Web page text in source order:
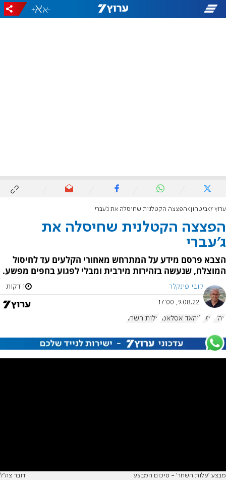
-
+
ערוץ 7 ביטחון הפצצה הקטלנית שחיסלה את ג'עברי
הפצצה הקטלנית שחיסלה את
ג'עברי
הצבא פרסם מידע על המתרחש מאחורי הקלעים עד לחיסול
המוצלח, שנעשה בזהירות מירבית ומבלי לפגוע בחפים מפשע.
קובי פינקלר 1 דקות
9.08.22, 17:00
צה"ל עזה ג'יהאד אסלאמי עלות השחר
מבצע 'עלות השחר' - סיכום המבצע דובר צה"ל